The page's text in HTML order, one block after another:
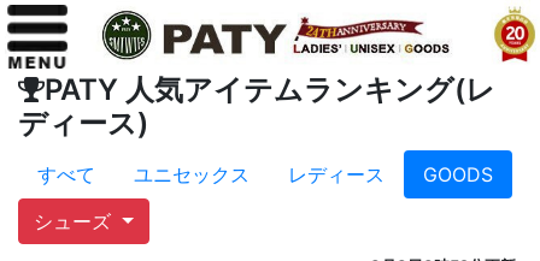
PATY 人気アイテムランキング(レ
ディース)
すべて ユニセックス レディース
GOODS
シューズ